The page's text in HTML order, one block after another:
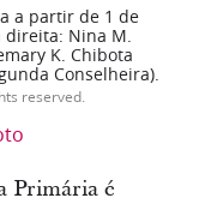
a partir de 1 de
direita: Nina M.
K. Chibota
Conselheira).
reserved.
Primária é